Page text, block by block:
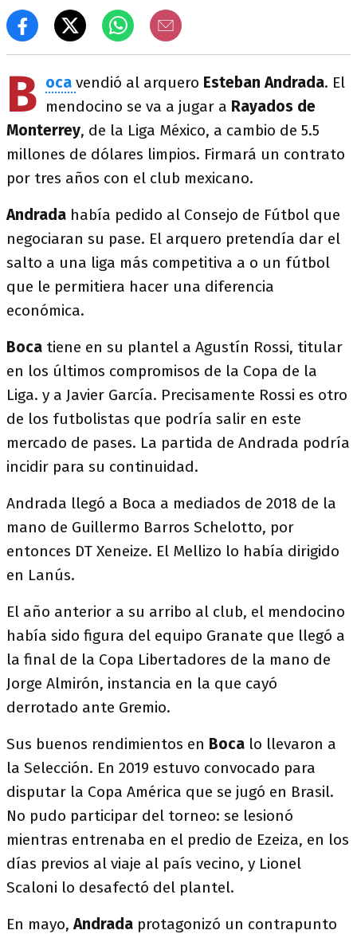
B oca vendió al arquero Esteban Andrada. El
mendocino se va a jugar a Rayados de
Monterrey, de la Liga México, a cambio de 5.5
millones de dólares limpios. Firmará un contrato
por tres años con el club mexicano.
Andrada había pedido al Consejo de Fútbol que
negociaran su pase. El arquero pretendía dar el
salto a una liga más competitiva a o un fútbol
que le permitiera hacer una diferencia
económica.
Boca tiene en su plantel a Agustín Rossi, titular
en los últimos compromisos de la Copa de la
Liga. y a Javier García. Precisamente Rossi es otro
de los futbolistas que podría salir en este
mercado de pases. La partida de Andrada podría
incidir para su continuidad.
Andrada llegó a Boca a mediados de 2018 de la
mano de Guillermo Barros Schelotto, por
entonces DT Xeneize. El Mellizo lo había dirigido
en Lanús.
El año anterior a su arribo al club, el mendocino
había sido figura del equipo Granate que llegó a
la final de la Copa Libertadores de la mano de
Jorge Almirón, instancia en la que cayó
derrotado ante Gremio.
Sus buenos rendimientos en Boca lo llevaron a
la Selección. En 2019 estuvo convocado para
disputar la Copa América que se jugó en Brasil.
No pudo participar del torneo: se lesionó
mientras entrenaba en el predio de Ezeiza, en los
días previos al viaje al país vecino, y Lionel
Scaloni lo desafectó del plantel.
En mayo,Andrada protagonizó un contrapunto